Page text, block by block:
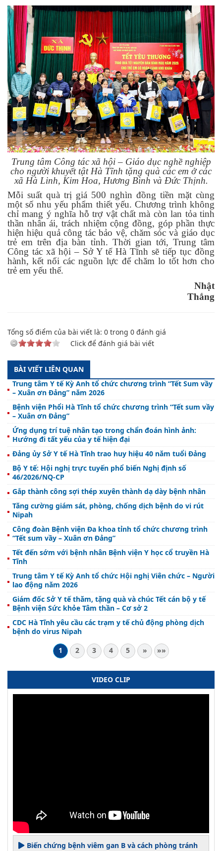
Trung tâm Công tác xã hội – Giáo dục nghề nghiệp
cho người khuyết tật Hà Tĩnh tặng quà các em ở các
xã Hà Linh, Kim Hoa, Hương Bình và Đức Thịnh.
Mỗi suất quà trị giá 500 nghìn đồng tiền mặt cùng
một số nhu yếu phẩm thiết yếu. Chương trình không
chỉ mang ý nghĩa hỗ trợ vật chất mà còn lan tỏa tinh
thần nhân ái, trách nhiệm cộng đồng, góp phần thực
hiện hiệu quả công tác bảo vệ, chăm sóc và giáo dục
trẻ em trên địa bàn tỉnh. Thời gian tới, Trung tâm
Công tác xã hội – Sở Y tế Hà Tĩnh sẽ tiếp tục đồng
hành, kết nối các nguồn lực để chăm lo tốt hơn cho
trẻ em yếu thế.
Nhật
Thắng
Tổng số điểm của bài viết là: 0 trong 0 đánh giá
Click để đánh giá bài viết
BÀI VIẾT LIÊN QUAN
Trung tâm Y tế Kỳ Anh tổ chức chương trình “Tết Sum vầy
– Xuân ơn Đảng” năm 2026
Bệnh viện Phổi Hà Tĩnh tổ chức chương trình “Tết sum vầy
– Xuân ơn Đảng”
Ứng dụng trí tuệ nhân tạo trong chẩn đoán hình ảnh:
Hướng đi tất yếu của y tế hiện đại
Đảng ủy Sở Y tế Hà Tĩnh trao huy hiệu 40 năm tuổi Đảng
Bộ Y tế: Hội nghị trực tuyến phổ biến Nghị định số
46/2026/NQ-CP
Gắp thành công sợi thép xuyên thành dạ dày bệnh nhân
Tăng cường giám sát, phòng, chống dịch bệnh do vi rút
Nipah
Công đoàn Bệnh viện Đa khoa tỉnh tổ chức chương trình
“Tết sum vầy – Xuân ơn Đảng”
Tết đến sớm với bệnh nhân Bệnh viện Y học cổ truyền Hà
Tĩnh
Trung tâm Y tế Kỳ Anh tổ chức Hội nghị Viên chức – Người
lao động năm 2026
Giám đốc Sở Y tế thăm, tặng quà và chúc Tết cán bộ y tế
Bệnh viện Sức khỏe Tâm thần – Cơ sở 2
CDC Hà Tĩnh yêu cầu các trạm y tế chủ động phòng dịch
bệnh do virus Nipah
1
2 3 4 5 » »»
VIDEO CLIP
Biến chứng bệnh viêm gan B và cách phòng tránh